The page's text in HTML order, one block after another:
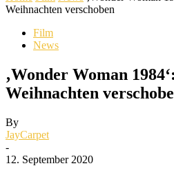
Weihnachten verschoben
Film
News
‚Wonder Woman
Weihnachten
By
JayCarpet
-
12. September 2020